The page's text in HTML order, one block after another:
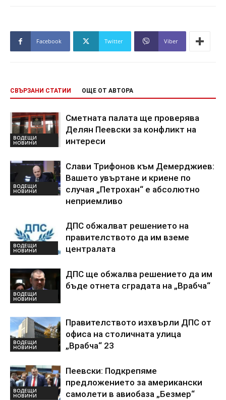
Facebook Twitter Viber
СВЪРЗАНИ СТАТИИ ОЩЕ ОТ АВТОРА
ВОДЕЩИ
НОВИНИ
Сметната палата ще проверява
Делян Пеевски за конфликт на
интереси
ВОДЕЩИ
НОВИНИ
Слави Трифонов към Демерджиев:
Вашето увъртане и криене по
случая „Петрохан“ е абсолютно
неприемливо
ВОДЕЩИ
НОВИНИ
ДПС обжалват решението на
правителството да им вземе
централата
ВОДЕЩИ
НОВИНИ
ДПС ще обжалва решението да им
бъде отнета сградата на „Врабча“
ВОДЕЩИ
НОВИНИ
Правителството изхвърли ДПС от
офиса на столичната улица
„Врабча“ 23
ВОДЕЩИ
НОВИНИ
Пеевски: Подкрепяме
предложението за американски
самолети в авиобаза „Безмер“